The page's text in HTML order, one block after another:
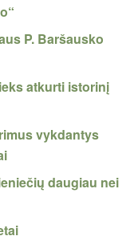
P. Baršausko
atkurti istorinį
vykdantys
daugiau nei